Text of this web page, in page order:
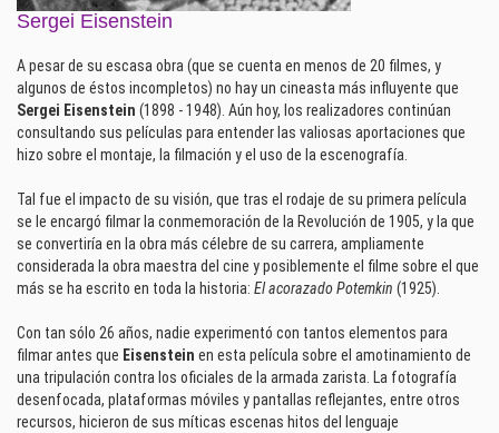
Sergei Eisenstein
A pesar de su escasa obra (que se cuenta en menos de 20 filmes, y
algunos de éstos incompletos) no hay un cineasta más influyente que
Sergei Eisenstein (1898 - 1948). Aún hoy, los realizadores continúan
consultando sus películas para entender las valiosas aportaciones que
hizo sobre el montaje, la filmación y el uso de la escenografía.
Tal fue el impacto de su visión, que tras el rodaje de su primera película
se le encargó filmar la conmemoración de la Revolución de 1905, y la que
se convertiría en la obra más célebre de su carrera, ampliamente
considerada la obra maestra del cine y posiblemente el filme sobre el que
más se ha escrito en toda la historia: El acorazado Potemkin (1925).
Con tan sólo 26 años, nadie experimentó con tantos elementos para
filmar antes que Eisenstein en esta película sobre el amotinamiento de
una tripulación contra los oficiales de la armada zarista. La fotografía
desenfocada, plataformas móviles y pantallas reflejantes, entre otros
recursos, hicieron de sus míticas escenas hitos del lenguaje